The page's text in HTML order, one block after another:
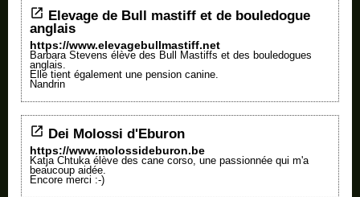
Elevage de Bull mastiff et de bouledogue
anglais
https://www.elevagebullmastiff.net
Barbara Stevens élève des Bull Mastiffs et des bouledogues
anglais.
Elle tient également une pension canine.
Nandrin
Dei Molossi d'Eburon
https://www.molossideburon.be
Katja Chtuka élève des cane corso, une passionnée qui m'a
beaucoup aidée.
Encore merci :-)